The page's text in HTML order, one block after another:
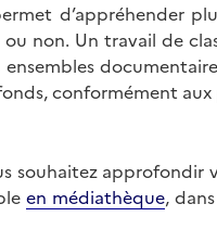
d’appréhender
non. Un travail de
conformément aux
souhaitez approfondir
en médiathèque,